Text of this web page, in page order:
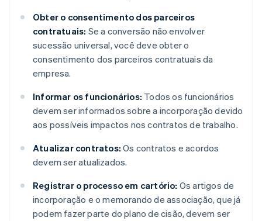
Obter o consentimento dos parceiros
contratuais: Se a conversão não envolver
sucessão universal, você deve obter o
consentimento dos parceiros contratuais da
empresa.
Informar os funcionários: Todos os funcionários
devem ser informados sobre a incorporação devido
aos possíveis impactos nos contratos de trabalho.
Atualizar contratos: Os contratos e acordos
devem ser atualizados.
Registrar o processo em cartório: Os artigos de
incorporação e o memorando de associação, que já
podem fazer parte do plano de cisão, devem ser